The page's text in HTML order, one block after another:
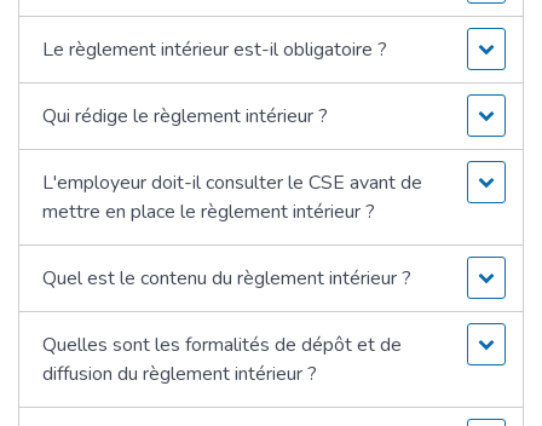
Le règlement intérieur est-il obligatoire ?
Qui rédige le règlement intérieur ?
L'employeur doit-il consulter le CSE avant de
mettre en place le règlement intérieur ?
Quel est le contenu du règlement intérieur ?
Quelles sont les formalités de dépôt et de
diffusion du règlement intérieur ?